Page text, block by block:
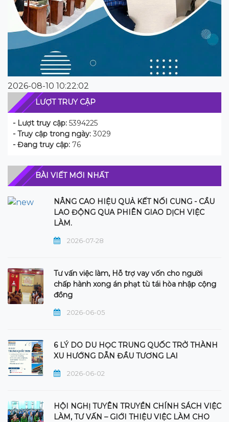
2026-08-10 10:22:02
LƯỢT TRUY CẬP
- Lượt truy cập: 5394225
- Truy cập trong ngày: 3029
- Đang truy cập: 76
BÀI VIẾT MỚI NHẤT
NÂNG CAO HIỆU QUẢ KẾT NỐI CUNG - CẦU
LAO ĐỘNG QUA PHIÊN GIAO DỊCH VIỆC
LÀM.
2026-07-28
Tư vấn việc làm, Hỗ trợ vay vốn cho người
chấp hành xong án phạt tù tái hòa nhập cộng
đồng
2026-06-05
6 LÝ DO DU HỌC TRUNG QUỐC TRỞ THÀNH
XU HƯỚNG DẪN ĐẦU TƯƠNG LAI
2026-06-02
HỘI NGHỊ TUYÊN TRUYỀN CHÍNH SÁCH VIỆC
LÀM, TƯ VẤN – GIỚI THIỆU VIỆC LÀM CHO